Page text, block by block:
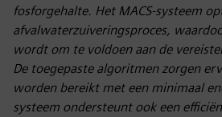
fosforgehalte. Het MACS-systeem
afvalwaterzuiveringsproces,
wordt om te voldoen aan de
De toegepaste algoritmen zorgen
worden bereikt met een minimaal
systeem ondersteunt ook een